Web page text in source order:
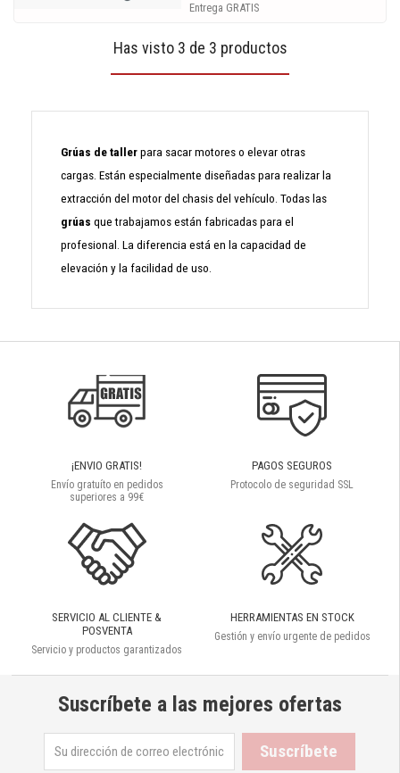
Entrega GRATIS
Has visto 3 de 3 productos
Grúas de taller para sacar motores o elevar otras
cargas. Están especialmente diseñadas para realizar la
extracción del motor del chasis del vehículo. Todas las
grúas que trabajamos están fabricadas para el
profesional. La diferencia está en la capacidad de
elevación y la facilidad de uso.
¡ENVIO GRATIS!
Envío gratuíto en pedidos
superiores a 99€
PAGOS SEGUROS
Protocolo de seguridad SSL
SERVICIO AL CLIENTE &
POSVENTA
Servicio y productos garantizados
HERRAMIENTAS EN STOCK
Gestión y envío urgente de pedidos
Suscríbete a las mejores ofertas